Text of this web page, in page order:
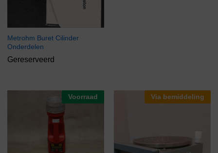
Metrohm Buret Cilinder
Onderdelen
Gereserveerd
Voorraad Via bemiddeling